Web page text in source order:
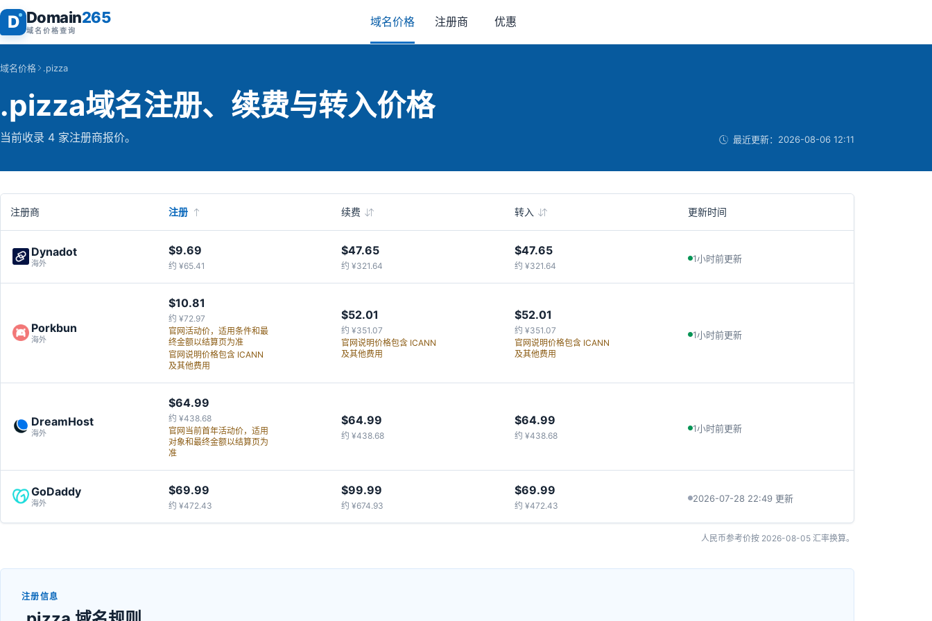
D Domain265
域名价格查询
域名价格 注册商 优惠
域名价格 .pizza
.pizza域名注册、续费与转入价格
当前收录 4 家注册商报价。 最近更新： 2026-08-06 12:11
注册商 注册 续费 转入 更新时间
Dynadot
海外
$9.69
约 ¥65.41
$47.65
约 ¥321.64
$47.65
约 ¥321.64
1小时前更新
Porkbun
海外
$10.81
约 ¥72.97
官网活动价，适用条件和最
终金额以结算页为准
官网说明价格包含 ICANN
及其他费用
$52.01
约 ¥351.07
官网说明价格包含 ICANN
及其他费用
$52.01
约 ¥351.07
官网说明价格包含 ICANN
及其他费用
1小时前更新
DreamHost
海外
$64.99
约 ¥438.68
官网当前首年活动价，适用
对象和最终金额以结算页为
准
$64.99
约 ¥438.68
$64.99
约 ¥438.68
1小时前更新
GoDaddy
海外
$69.99
约 ¥472.43
$99.99
约 ¥674.93
$69.99
约 ¥472.43
2026-07-28 22:49 更新
人民币参考价按 2026-08-05 汇率换算。
注册信息